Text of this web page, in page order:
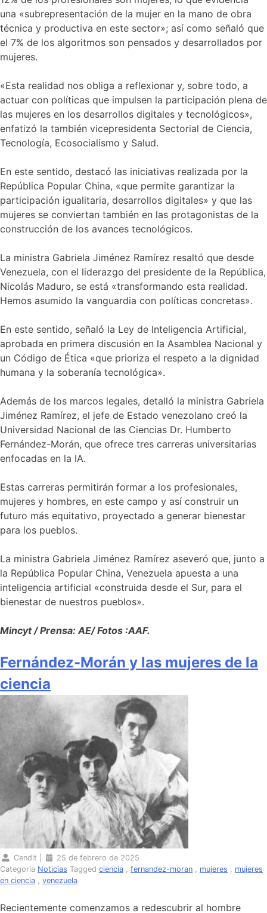
una «subrepresentación de la mujer en la mano de obra
técnica y productiva en este sector»; así como señaló que
el 7% de los algoritmos son pensados y desarrollados por
mujeres.
«Esta realidad nos obliga a reflexionar y, sobre todo, a
actuar con políticas que impulsen la participación plena de
las mujeres en los desarrollos digitales y tecnológicos»,
enfatizó la también vicepresidenta Sectorial de Ciencia,
Tecnología, Ecosocialismo y Salud.
En este sentido, destacó las iniciativas realizada por la
República Popular China, «que permite garantizar la
participación igualitaria, desarrollos digitales» y que las
mujeres se conviertan también en las protagonistas de la
construcción de los avances tecnológicos.
La ministra Gabriela Jiménez Ramírez resaltó que desde
Venezuela, con el liderazgo del presidente de la República,
Nicolás Maduro, se está «transformando esta realidad.
Hemos asumido la vanguardia con políticas concretas».
En este sentido, señaló la Ley de Inteligencia Artificial,
aprobada en primera discusión en la Asamblea Nacional y
un Código de Ética «que prioriza el respeto a la dignidad
humana y la soberanía tecnológica».
Además de los marcos legales, detalló la ministra Gabriela
Jiménez Ramírez, el jefe de Estado venezolano creó la
Universidad Nacional de las Ciencias Dr. Humberto
Fernández-Morán, que ofrece tres carreras universitarias
enfocadas en la IA.
Estas carreras permitirán formar a los profesionales,
mujeres y hombres, en este campo y así construir un
futuro más equitativo, proyectado a generar bienestar
para los pueblos.
La ministra Gabriela Jiménez Ramírez aseveró que, junto a
la República Popular China, Venezuela apuesta a una
inteligencia artificial «construida desde el Sur, para el
bienestar de nuestros pueblos».
Mincyt / Prensa: AE/ Fotos :AAF.
Fernández-Morán y las mujeres de la
ciencia
Cendit
25 de febrero de 2025
Categoría Noticias Tagged ciencia fernandez-moran mujeres
mujeres
en ciencia
venezuela
Recientemente comenzamos a redescubrir al hombre